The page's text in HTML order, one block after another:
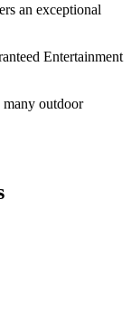
an exceptional
Entertainment
many outdoor